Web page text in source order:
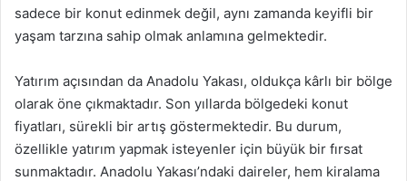
sadece bir konut edinmek değil, aynı zamanda keyifli bir
yaşam tarzına sahip olmak anlamına gelmektedir.
Yatırım açısından da Anadolu Yakası, oldukça kârlı bir bölge
olarak öne çıkmaktadır. Son yıllarda bölgedeki konut
fiyatları, sürekli bir artış göstermektedir. Bu durum,
özellikle yatırım yapmak isteyenler için büyük bir fırsat
sunmaktadır. Anadolu Yakası’ndaki daireler, hem kiralama